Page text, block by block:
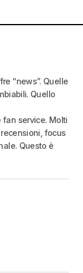
“news”. Quelle
Quello
service. Molti
focus
Questo è